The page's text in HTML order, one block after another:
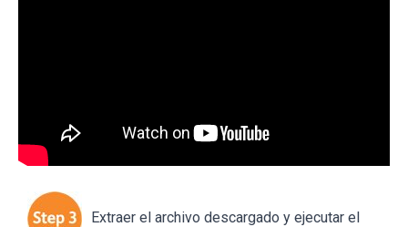
Extraer el archivo descargado y ejecutar el